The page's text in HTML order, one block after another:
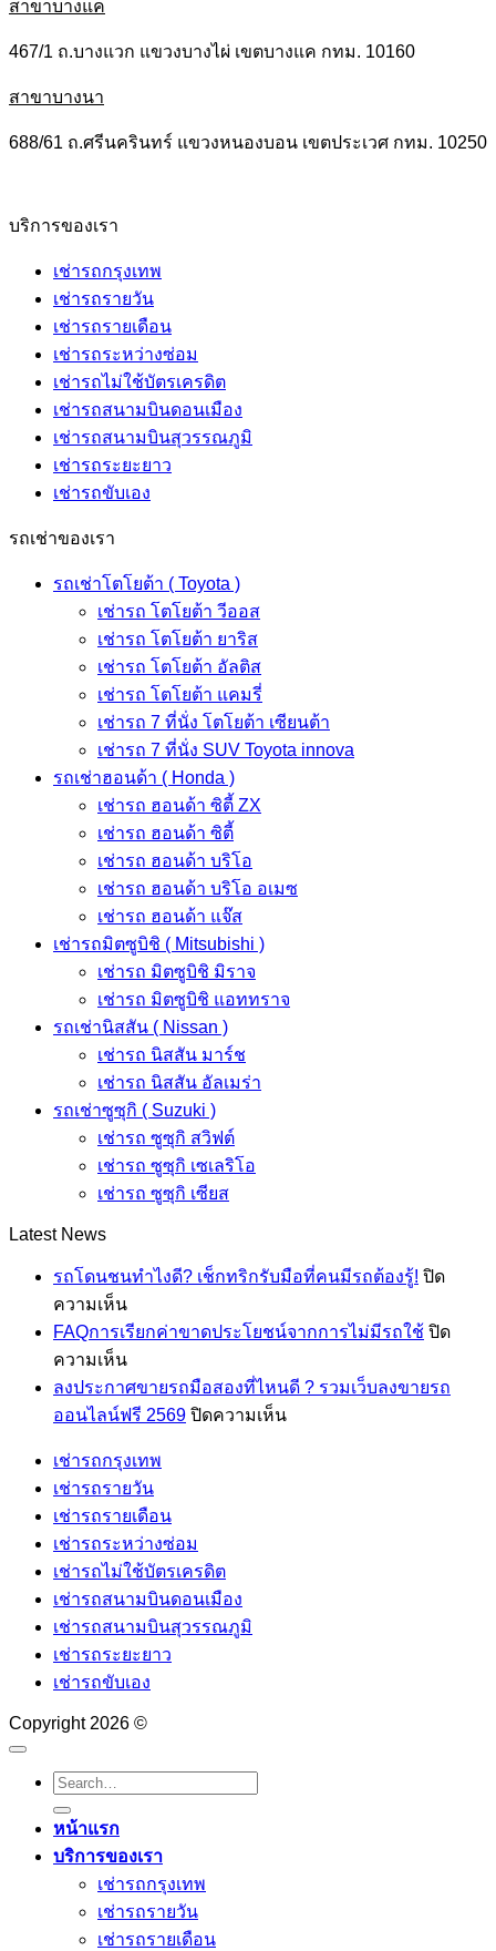
สาขาบางแค
467/1 ถ.บางแวก แขวงบางไผ่ เขตบางแค กทม. 10160
สาขาบางนา
688/61 ถ.ศรีนครินทร์ แขวงหนองบอน เขตประเวศ กทม. 10250
บริการของเรา
เช่ารถกรุงเทพ
เช่ารถรายวัน
เช่ารถรายเดือน
เช่ารถระหว่างซ่อม
เช่ารถไม่ใช้บัตรเครดิต
เช่ารถสนามบินดอนเมือง
เช่ารถสนามบินสุวรรณภูมิ
เช่ารถระยะยาว
เช่ารถขับเอง
รถเช่าของเรา
รถเช่าโตโยต้า ( Toyota )
เช่ารถ โตโยต้า วีออส
เช่ารถ โตโยต้า ยาริส
เช่ารถ โตโยต้า อัลติส
เช่ารถ โตโยต้า แคมรี่
เช่ารถ 7 ที่นั่ง โตโยต้า เซียนต้า
เช่ารถ 7 ที่นั่ง SUV Toyota innova
รถเช่าฮอนด้า ( Honda )
เช่ารถ ฮอนด้า ซิตี้ ZX
เช่ารถ ฮอนด้า ซิตี้
เช่ารถ ฮอนด้า บริโอ
เช่ารถ ฮอนด้า บริโอ อเมซ
เช่ารถ ฮอนด้า แจ๊ส
เช่ารถมิตซูบิชิ ( Mitsubishi )
เช่ารถ มิตซูบิชิ มิราจ
เช่ารถ มิตซูบิชิ แอททราจ
รถเช่านิสสัน ( Nissan )
เช่ารถ นิสสัน มาร์ช
เช่ารถ นิสสัน อัลเมร่า
รถเช่าซูซุกิ ( Suzuki )
เช่ารถ ซูซุกิ สวิฟต์
เช่ารถ ซูซุกิ เซเลริโอ
เช่ารถ ซูซุกิ เซียส
Latest News
รถโดนชนทำไงดี? เช็กทริกรับมือที่คนมีรถต้องรู้! ปิด
ความเห็นบน
รถ
โดน
ชน
ทำ
เช็ก
ทริ
กรับ
มือ
ที่
คน
มี
รถ
ต้อง
รู้!
FAQการเรียกค่าขาดประโยชน์จากการไม่มีรถใช้ ปิด
ความเห็นบน
FAQการ
เรียก
ขาด
ประโยชน์
จาก
การ
ไม่มี
รถ
ใช้
ลงประกาศขายรถมือสองที่ไหนดี ? รวมเว็บลงขายรถ
ออนไลน์ฟรี 2569 ปิดความเห็นบน
เช่ารถกรุงเทพ
เช่ารถรายวัน
เช่ารถรายเดือน
เช่ารถระหว่างซ่อม
เช่ารถไม่ใช้บัตรเครดิต
เช่ารถสนามบินดอนเมือง
เช่ารถสนามบินสุวรรณภูมิ
เช่ารถระยะยาว
เช่ารถขับเอง
Copyright 2026 ©
หน้าแรก
บริการของเรา
เช่ารถกรุงเทพ
เช่ารถรายวัน
เช่ารถรายเดือน